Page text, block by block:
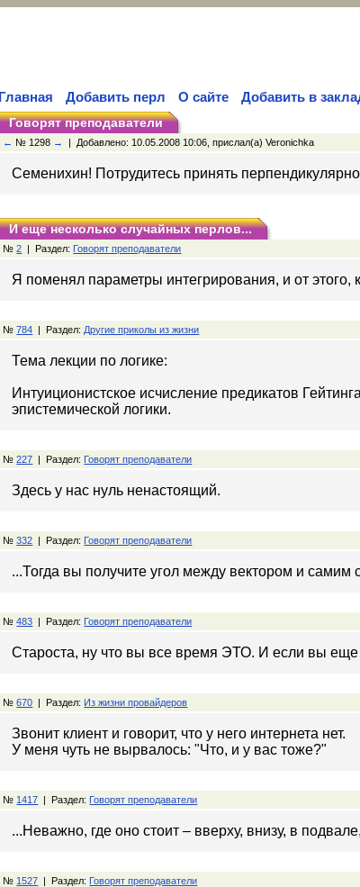
Главная Добавить перл О сайте
Добавить в
Говорят преподаватели
← № 1298 → | Добавлено: 10.05.2008 10:06, прислал(а) Veronichka
Семенихин! Потрудитесь принять
И еще несколько случайных перлов...
№2 | Раздел: Говорят преподаватели
Я поменял параметры интегрирования, и от этого,
№784 | Раздел: Другие приколы из жизни
Тема лекции по логике:
Интуиционистское исчисление предикатов
эпистемической логики.
№227 | Раздел: Говорят преподаватели
Здесь у нас нуль ненастоящий.
№332 | Раздел: Говорят преподаватели
...Тогда вы получите угол между вектором и самим
№483 | Раздел: Говорят преподаватели
Староста, ну что вы все время ЭТО. И если вы
№670 | Раздел: Из жизни провайдеров
Звонит клиент и говорит, что у него интернета нет.
У меня чуть не вырвалось: "Что, и у вас тоже?"
№ 1417 | Раздел: Говорят преподаватели
...Неважно, где оно стоит – вверху, внизу, в
№ 1527 | Раздел: Говорят преподаватели